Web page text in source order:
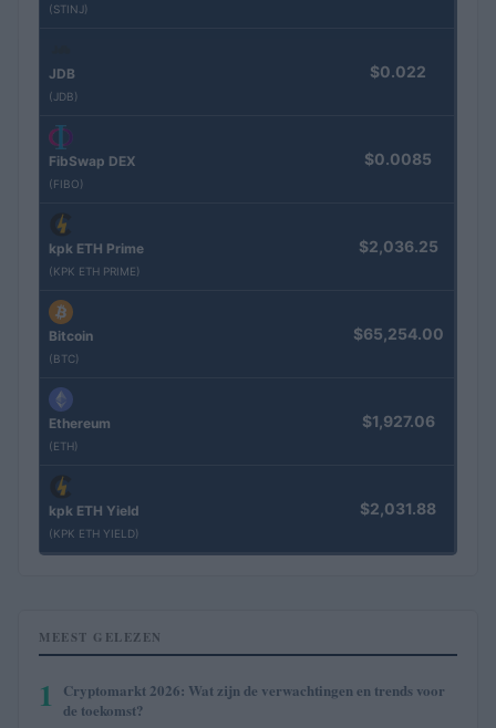
(STINJ)
JDB
(JDB)
$0.022
FibSwap DEX
(FIBO)
$0.0085
kpk ETH Prime
(KPK ETH PRIME)
$2,036.25
Bitcoin
(BTC)
$65,254.00
Ethereum
(ETH)
$1,927.06
kpk ETH Yield
(KPK ETH YIELD)
$2,031.88
MEEST GELEZEN
1
Cryptomarkt 2026: Wat zijn de verwachtingen en trends voor
de toekomst?